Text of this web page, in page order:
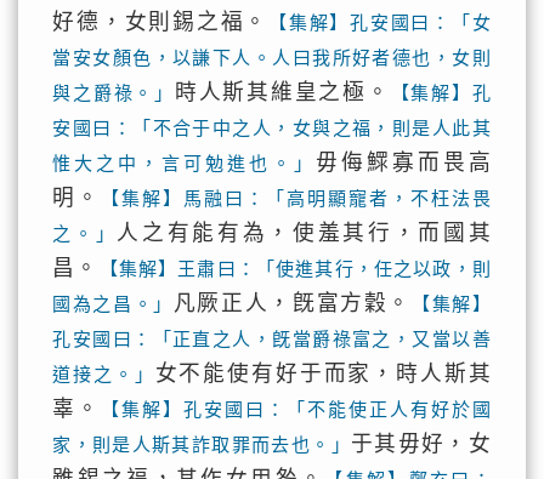
好德，女則錫之福。
【集解】孔安國曰：「女
當安女顏色，以謙下人。人曰我所好者德也，女則
與之爵祿。」 時人斯其維皇之極。
【集解】孔
安國曰：「不合于中之人，女與之福，則是人此其
惟大之中，言可勉進也。」 毋侮鰥寡而畏高
明。
【集解】馬融曰：「高明顯寵者，不枉法畏
之。」 人之有能有為，使羞其行，而國其
昌。
【集解】王肅曰：「使進其行，任之以政，則
國為之昌。」 凡厥正人，旣富方穀。
【集解】
孔安國曰：「正直之人，旣當爵祿富之，又當以善
道接之。」 女不能使有好于而家，時人斯其
辜。
【集解】孔安國曰：「不能使正人有好於國
家，則是人斯其詐取罪而去也。」 于其毋好，女